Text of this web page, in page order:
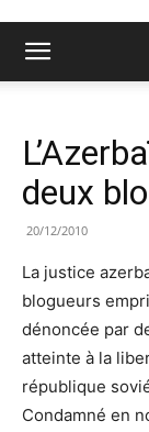
deux
20/12/2010
La justice
blogueurs
dénoncée par
atteinte à la
république
Condamné en